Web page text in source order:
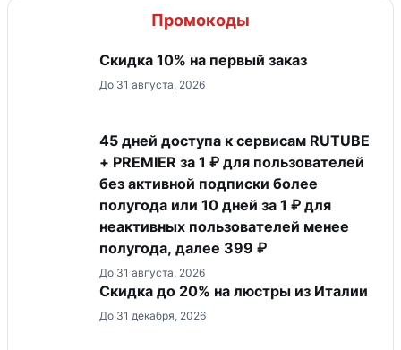
Промокоды
Скидка 10% на первый заказ
До 31 августа, 2026
45 дней доступа к сервисам RUTUBE
+ PREMIER за 1 ₽ для пользователей
без активной подписки более
полугода или 10 дней за 1 ₽ для
неактивных пользователей менее
полугода, далее 399 ₽
До 31 августа, 2026
Скидка до 20% на люстры из Италии
До 31 декабря, 2026